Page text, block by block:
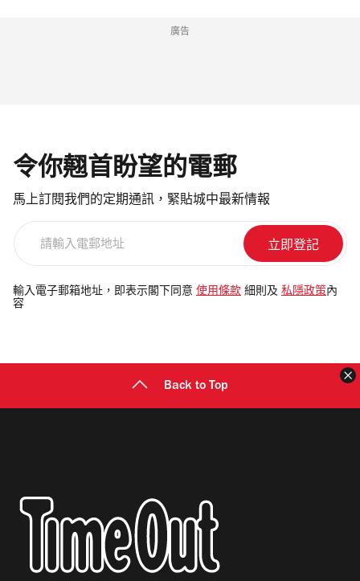
廣告
令你翹首盼望的電郵
馬上訂閱我們的定期通訊，緊貼城中最新情報
電
郵
輸入電子郵箱地址，即表示閣下同意 使用條款 細則及 私隱政策 內
容
Back to Top